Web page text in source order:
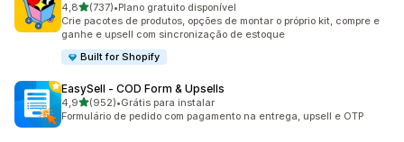
4,8de 5 estrelas
(737)
737 avaliações ao todo
•Plano gratuito disponível
Crie pacotes de produtos, opções de montar o próprio kit, compre e
ganhe e upsell com sincronização de estoque
Built for Shopify
EasySell ‑ COD Form & Upsells
4,9de 5 estrelas
(952)
952 avaliações ao todo
•Grátis para instalar
Formulário de pedido com pagamento na entrega, upsell e OTP